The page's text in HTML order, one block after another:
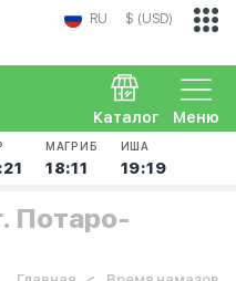
RU $ (USD)
Меню
Каталог
МАГРИБ
18:11
ИША
19:19
Потаро-